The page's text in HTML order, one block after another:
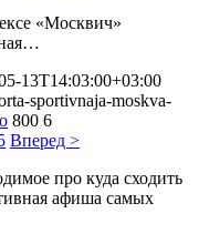
«Москвич»
13T14:03:00+03:00
sportivnaja-moskva-
800 6
Вперед >
про куда сходить
афиша самых